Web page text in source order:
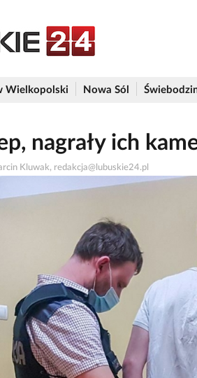
Wielkopolski Nowa Sól
nagrały ich
Kluwak, redakcja@lubuskie24.pl